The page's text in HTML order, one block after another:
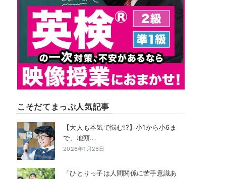
こそだてまっぷ人気記事
【大人も本気で悩む!?】小1から小6ま
で、地頭...
2026年1月26日
「ひとりっ子は人間関係に苦手意識あ